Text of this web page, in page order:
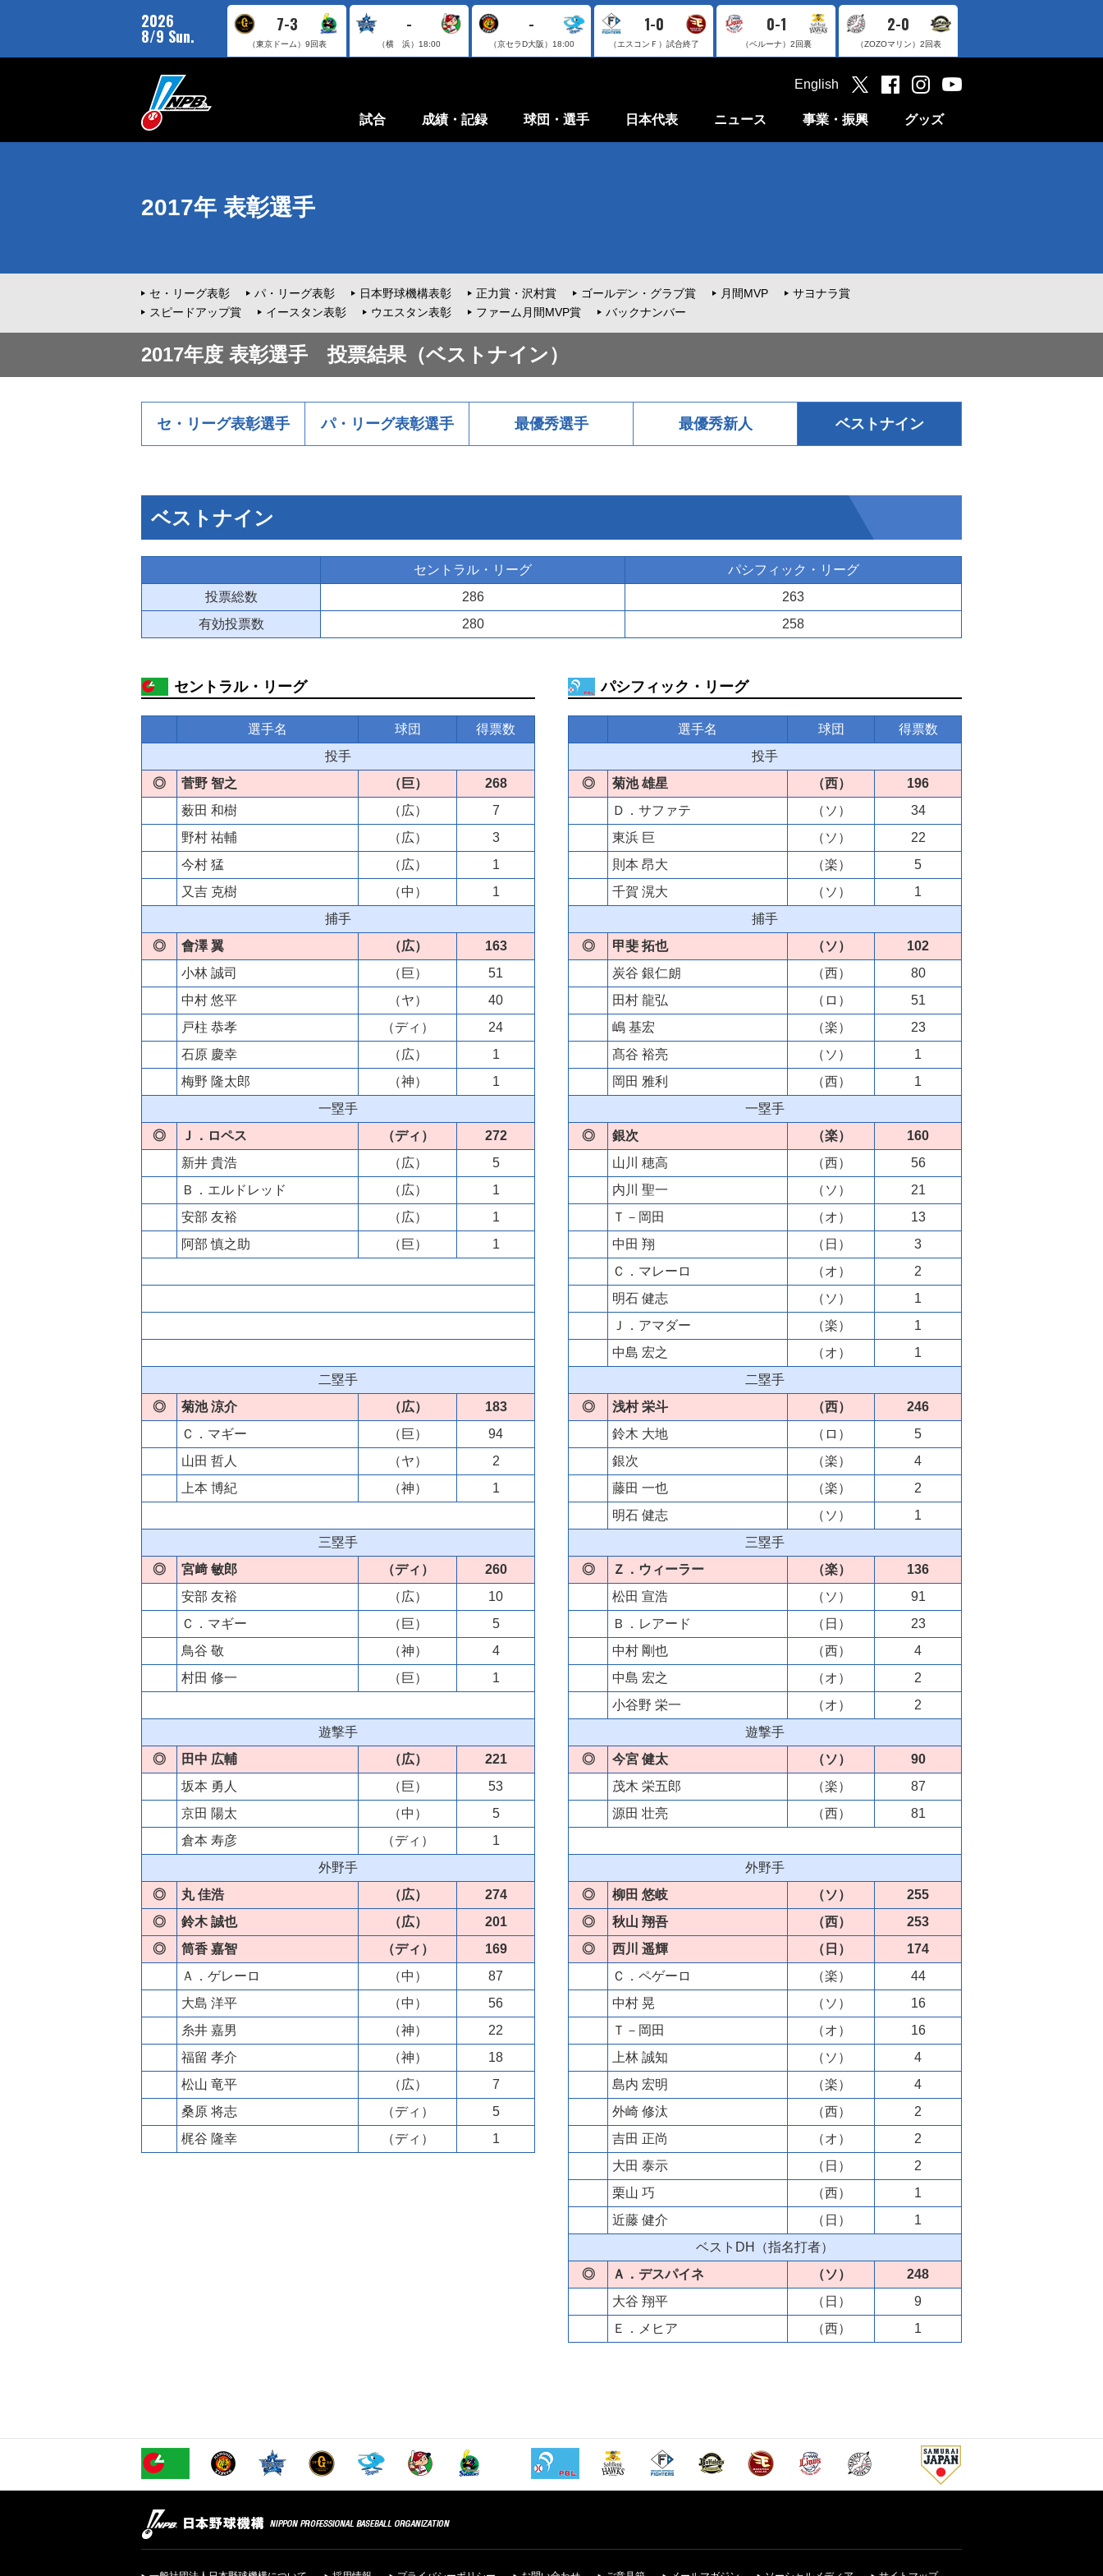
2026
8/9 Sun.
7-3
（東京ドーム） 9回表
-
（横 浜） 18:00
-
（京セラD大阪） 18:00
1-0
（エスコンＦ） 試合終了
0-1
（ベルーナ） 2回裏
2-0
（ZOZOマリン） 2回表
試合 成績・記録 球団・選手 日本代表 ニュース 事業・振興 グッズ
English
2017年 表彰選手
セ・リーグ表彰 パ・リーグ表彰 日本野球機構表彰 正力賞・沢村賞 ゴールデン・グラブ賞 月間MVP
サヨナラ賞
スピードアップ賞
イースタン表彰 ウエスタン表彰 ファーム月間MVP賞 バックナンバー
2017年度 表彰選手 投票結果（ベストナイン）
セ・リーグ表彰選手 パ・リーグ表彰選手 最優秀選手 最優秀新人 ベストナイン
ベストナイン
セントラル・リーグ
パシフィック・リーグ
投票総数
286
263
有効投票数
280 258
セントラル・リーグ
選手名 球団
得票数
投手
◎
菅野 智之 （巨）
268
薮田 和樹
（広）
7
野村 祐輔
（広）
3
今村 猛
（広）
1
又吉 克樹
（中）
1
捕手
◎
會澤 翼 （広）
163
小林 誠司
（巨）
51
中村 悠平
（ヤ）
40
戸柱 恭孝
（ディ）
24
石原 慶幸
（広）
1
梅野 隆太郎
（神）
1
一塁手
◎
Ｊ．ロペス （ディ）
272
新井 貴浩
（広）
5
Ｂ．エルドレッド
（広）
1
安部 友裕
（広）
1
阿部 慎之助
（巨） 1
二塁手
◎
菊池 涼介 （広）
183
Ｃ．マギー
（巨）
94
山田 哲人
（ヤ）
2
上本 博紀
（神） 1
三塁手
◎
宮﨑 敏郎 （ディ）
260
安部 友裕
（広）
10
Ｃ．マギー
（巨）
5
鳥谷 敬
（神）
4
村田 修一
（巨） 1
遊撃手
◎
田中 広輔 （広）
221
坂本 勇人
（巨）
53
京田 陽太
（中）
5
倉本 寿彦
（ディ）
1
外野手
◎
丸 佳浩 （広）
274
◎
鈴木 誠也 （広）
201
◎
筒香 嘉智 （ディ）
169
Ａ．ゲレーロ
（中）
87
大島 洋平
（中）
56
糸井 嘉男
（神）
22
福留 孝介
（神）
18
松山 竜平
（広）
7
桑原 将志
（ディ）
5
梶谷 隆幸
（ディ） 1
パシフィック・リーグ
選手名 球団
得票数
投手
◎
菊池 雄星 （西）
196
Ｄ．サファテ
（ソ）
34
東浜 巨
（ソ）
22
則本 昂大
（楽）
5
千賀 滉大
（ソ）
1
捕手
◎
甲斐 拓也 （ソ）
102
炭谷 銀仁朗
（西）
80
田村 龍弘
（ロ）
51
嶋 基宏
（楽）
23
髙谷 裕亮
（ソ）
1
岡田 雅利
（西）
1
一塁手
◎
銀次 （楽）
160
山川 穂高
（西）
56
内川 聖一
（ソ）
21
Ｔ－岡田
（オ）
13
中田 翔
（日）
3
Ｃ．マレーロ
（オ）
2
明石 健志
（ソ）
1
Ｊ．アマダー
（楽）
1
中島 宏之
（オ）
1
二塁手
◎
浅村 栄斗 （西）
246
鈴木 大地
（ロ）
5
銀次
（楽）
4
藤田 一也
（楽）
2
明石 健志
（ソ）
1
三塁手
◎
Ｚ．ウィーラー （楽）
136
松田 宣浩
（ソ）
91
Ｂ．レアード
（日）
23
中村 剛也
（西）
4
中島 宏之
（オ）
2
小谷野 栄一
（オ）
2
遊撃手
◎
今宮 健太 （ソ）
90
茂木 栄五郎
（楽）
87
源田 壮亮
（西） 81
外野手
◎
柳田 悠岐 （ソ）
255
◎
秋山 翔吾 （西）
253
◎
西川 遥輝 （日）
174
Ｃ．ペゲーロ
（楽）
44
中村 晃
（ソ）
16
Ｔ－岡田
（オ）
16
上林 誠知
（ソ）
4
島内 宏明
（楽）
4
外崎 修汰
（西）
2
吉田 正尚
（オ）
2
大田 泰示
（日）
2
栗山 巧
（西）
1
近藤 健介
（日）
1
ベストDH（指名打者）
◎
Ａ．デスパイネ （ソ）
248
大谷 翔平
（日）
9
Ｅ．メヒア
（西） 1